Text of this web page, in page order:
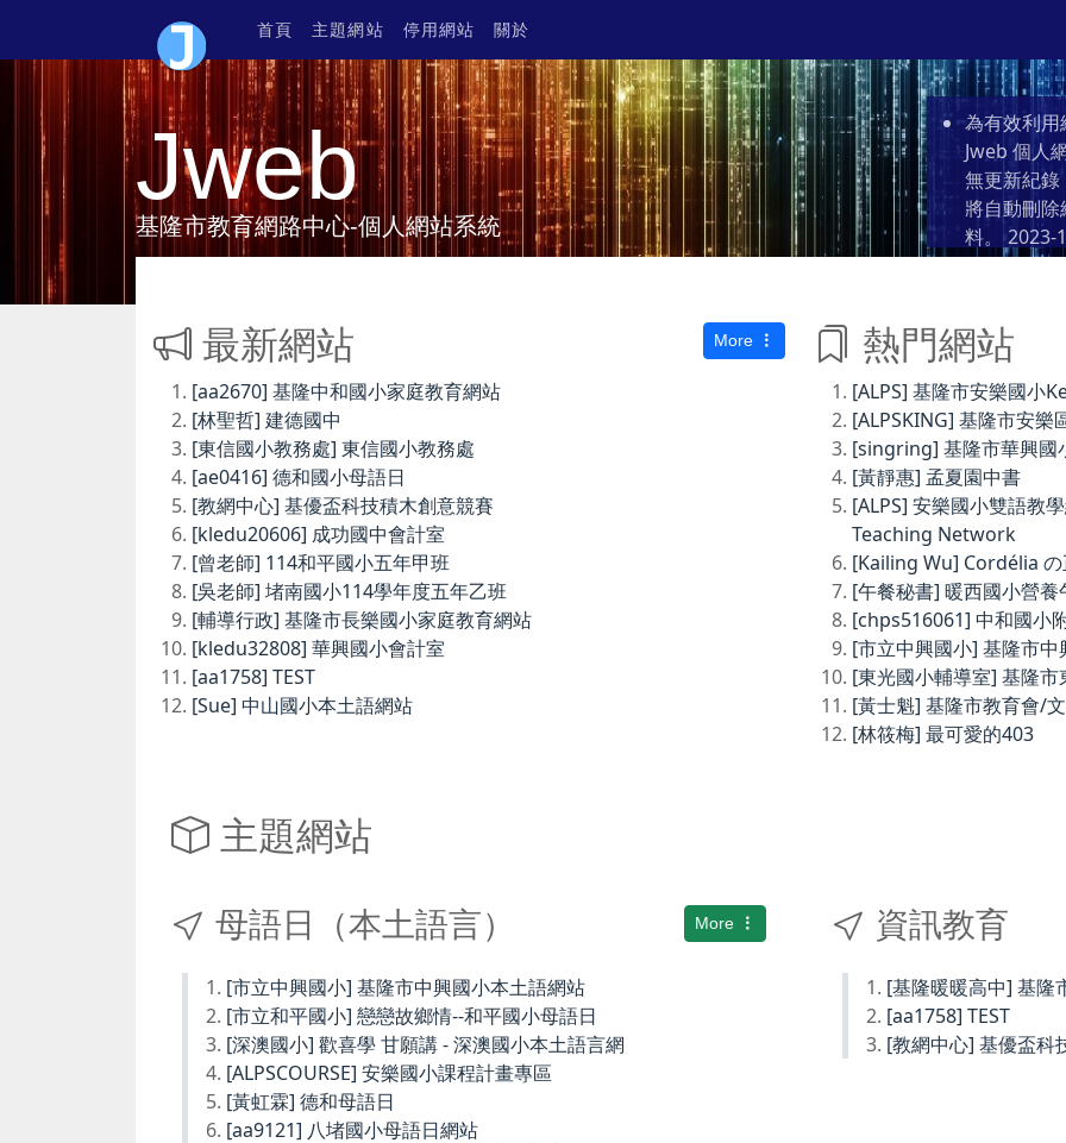
首頁 主題網站 停用網站 關於
Jweb
基隆市教育網路中心-個人網站系統
為有效利
Jweb 個人
無更新紀
將自動刪
料。 2023-
最新網站 More
[aa2670] 基隆中和國小家庭教育網站
[林聖哲] 建德國中
[東信國小教務處] 東信國小教務處
[ae0416] 德和國小母語日
[教網中心] 基優盃科技積木創意競賽
[kledu20606] 成功國中會計室
[曾老師] 114和平國小五年甲班
[吳老師] 堵南國小114學年度五年乙班
[輔導行政] 基隆市長樂國小家庭教育網站
[kledu32808] 華興國小會計室
[aa1758] TEST
[Sue] 中山國小本土語網站
熱門網站
[ALPS] 基隆市安樂國小
[ALPSKING] 基隆市安樂
[singring] 基隆市華興國
[黃靜惠] 孟夏園中書
[ALPS] 安樂國小雙語教
Teaching Network
[Kailing Wu] Cordélia
[午餐秘書] 暖西國小營養
[chps516061] 中和國小
[市立中興國小] 基隆市
[東光國小輔導室] 基隆
[黃士魁] 基隆市教育會/
[林筱梅] 最可愛的403
主題網站
More
母語日（本土語言）
[市立中興國小] 基隆市中興國小本土語網站
[市立和平國小] 戀戀故鄉情--和平國小母語日
[深澳國小] 歡喜學 甘願講 - 深澳國小本土語言網
[ALPSCOURSE] 安樂國小課程計畫專區
[黃虹霖] 德和母語日
[aa9121] 八堵國小母語日網站
資訊教育
[基隆暖暖高中] 基隆
[aa1758] TEST
[教網中心] 基優盃科